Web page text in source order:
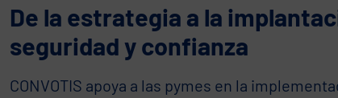
De la estrategia a la
seguridad y confianza
CONVOTIS apoya a las pymes en la